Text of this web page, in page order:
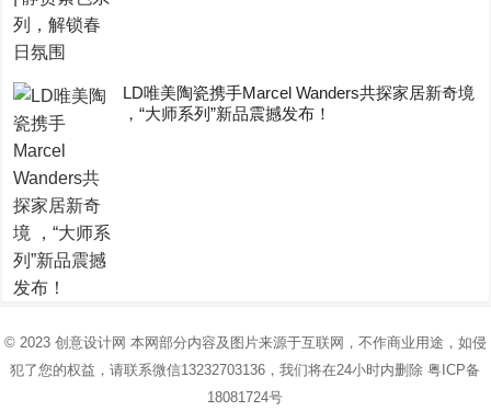
LD唯美陶瓷携手Marcel Wanders共探家居新奇境
，“大师系列”新品震撼发布！
© 2023 创意设计网 本网部分内容及图片来源于互联网，不作商业用途，如侵
犯了您的权益，请联系微信13232703136，我们将在24小时内删除粤ICP备
18081724号